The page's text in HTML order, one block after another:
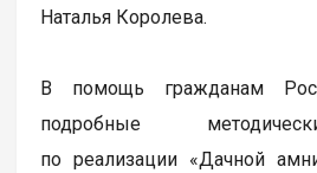
Наталья Королева.
В помощь гражданам
подробные
по реализации «Дачной